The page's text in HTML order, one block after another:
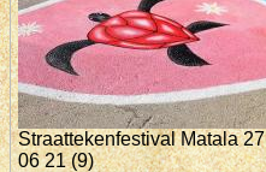
Straattekenfestival Matala 27
06 21 (9)